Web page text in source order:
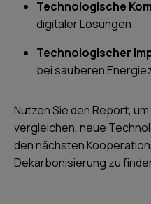
Technologische
digitaler Lösungen
Technologischer
bei sauberen
Nutzen Sie den Report,
vergleichen, neue
den nächsten
Dekarbonisierung zu